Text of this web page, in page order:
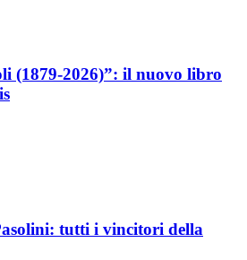
(1879-2026)”: il nuovo libro
tutti i vincitori della